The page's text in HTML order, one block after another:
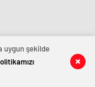
uygun şekilde